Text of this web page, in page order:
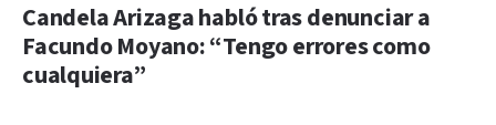
Candela Arizaga habló tras denunciar a
Facundo Moyano: “Tengo errores como
cualquiera”